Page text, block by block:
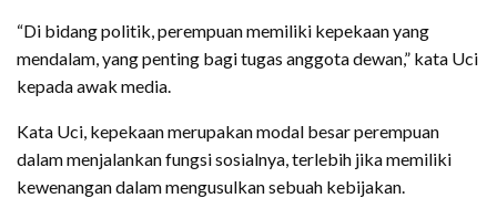
“Di bidang politik, perempuan memiliki kepekaan yang
mendalam, yang penting bagi tugas anggota dewan,” kata Uci
kepada awak media.
Kata Uci, kepekaan merupakan modal besar perempuan
dalam menjalankan fungsi sosialnya, terlebih jika memiliki
kewenangan dalam mengusulkan sebuah kebijakan.